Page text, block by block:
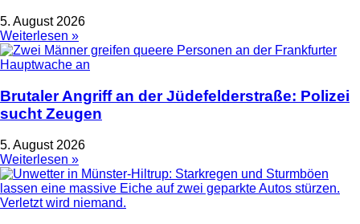
5. August 2026
Weiterlesen »
Brutaler Angriff an der Jüdefelderstraße: Polizei
sucht Zeugen
5. August 2026
Weiterlesen »